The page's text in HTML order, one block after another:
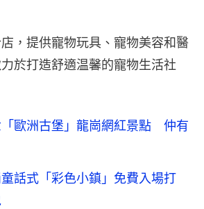
，提供寵物玩具、寵物美容和醫
於打造舒適温馨的寵物生活社
歐洲古堡」龍崗網紅景點 仲有
話式「彩色小鎮」免費入場打